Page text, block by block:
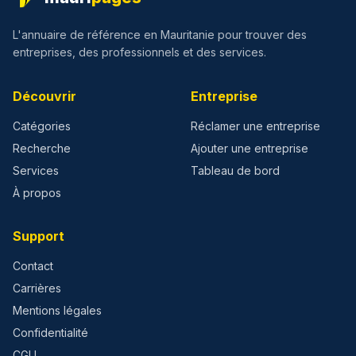
L'annuaire de référence en Mauritanie pour trouver des
entreprises, des professionnels et des services.
Découvrir
Catégories
Recherche
Services
À propos
Entreprise
Réclamer une entreprise
Ajouter une entreprise
Tableau de bord
Support
Contact
Carrières
Mentions légales
Confidentialité